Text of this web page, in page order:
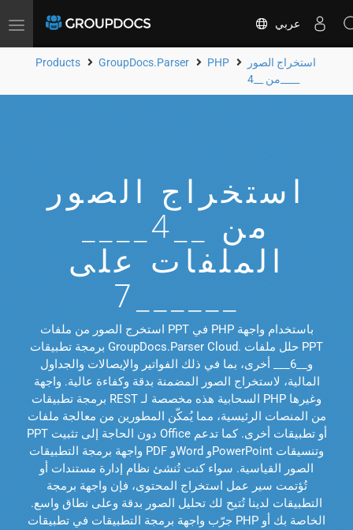
Toggle
عربي
Products GroupDocs.Parser PHP
استخراج الصور
استخراج الصور
الملفات على
استخرج الصور من ملفات PPT في PHP باستخدام واجهة
برمجة تطبيقات GroupDocs.Parser Cloud. حلل ملفات PPT
و__6___ أخرى، بما في ذلك الفواتير والإيصالات والجداول
المالية، لاستخراج الصور المضمنة بدقة وكفاءة عالية. واجهة
برمجة تطبيقات REST السحابية هذه مخصصة لـ PHP وغيرها
من المنصات الرئيسية، مما يُمكّن المطورين من معالجة ملفات
PPT دون الحاجة إلى تثبيت Office أو تطبيقات أخرى. كما تدعم
واجهة برمجة التطبيقات PDF وWord وPowerPoint وتنسيقات
الصور القياسية. سواء كنت تُنشئ نظام إدارة مستندات أو
تُؤتمت سير عمل استخراج المحتوى، فإن واجهة برمجة
التطبيقات لدينا تُتيح لك تحليل الصور بدقة وعلى نطاق واسع.
جرّب واجهة برمجة التطبيقات في تطبيقات PHP الخاصة بك أو